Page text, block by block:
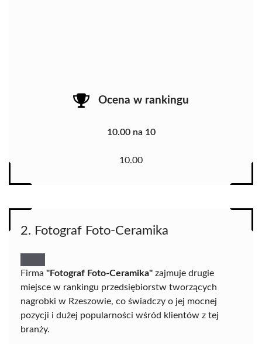
Ocena w rankingu
10.00 na 10
10.00
2. Fotograf Foto-Ceramika
Firma "Fotograf Foto-Ceramika" zajmuje drugie
miejsce w rankingu przedsiębiorstw tworzących
nagrobki w Rzeszowie, co świadczy o jej mocnej
pozycji i dużej popularności wśród klientów z tej
branży.